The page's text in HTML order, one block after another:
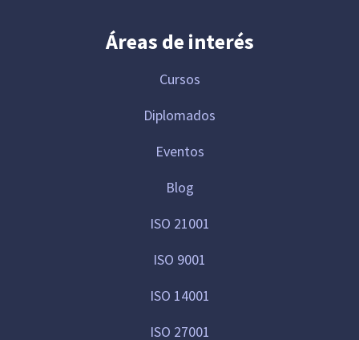
Áreas de interés
Cursos
Diplomados
Eventos
Blog
ISO 21001
ISO 9001
ISO 14001
ISO 27001